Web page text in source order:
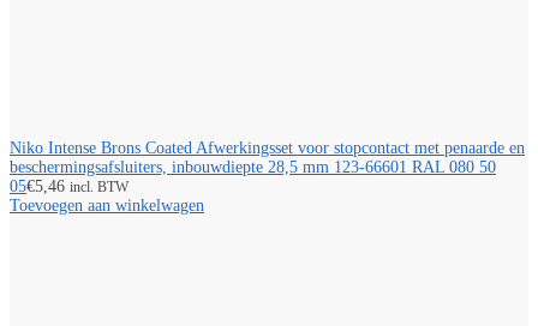
Niko Intense Brons Coated Afwerkingsset voor stopcontact met penaarde en
beschermingsafsluiters, inbouwdiepte 28,5 mm 123-66601 RAL 080 50
05€5,46 incl. BTW
Toevoegen aan winkelwagen